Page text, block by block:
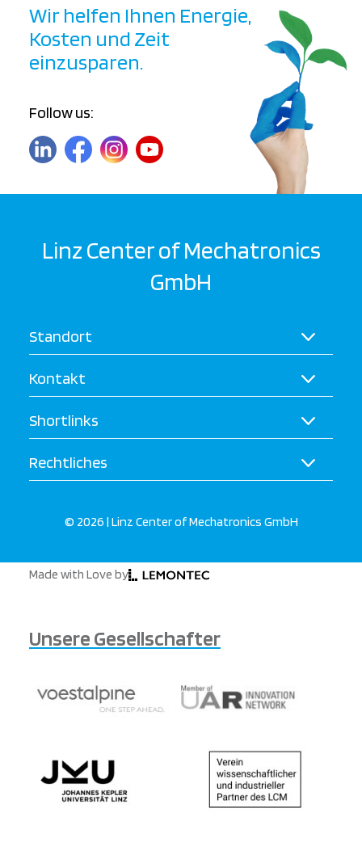
Wir helfen Ihnen Energie,
Kosten und Zeit
einzusparen.
Follow us:
Linz Center of Mechatronics
GmbH
Standort
Kontakt
Shortlinks
Rechtliches
© 2026 | Linz Center of Mechatronics GmbH
Made with Love by
Unsere Gesellschafter